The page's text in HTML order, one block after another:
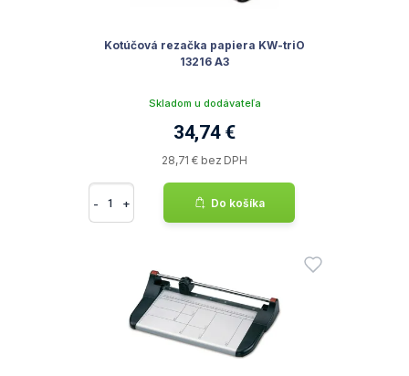
Kotúčová rezačka papiera KW-triO
13216 A3
Skladom u dodávateľa
34,74 €
28,71 € bez DPH
- + Do košíka